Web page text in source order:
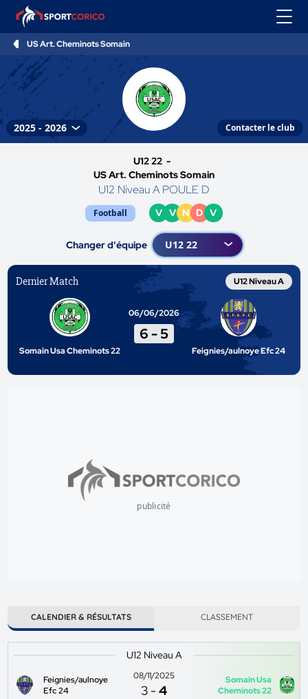
US Art. Cheminots Somain
Contacter le club
U12 22 -
US Art. Cheminots Somain
U12 Niveau A POULE D
Football V V N D V
Changer d'équipe
Dernier Match U12 Niveau A
Somain Usa Cheminots 22
06/06/2026
6-5
Feignies/aulnoye Efc 24
publicité
CALENDIER & RÉSULTATS CLASSEMENT
U12 Niveau A
Feignies/aulnoye
Efc 24
08/11/2025
3 -4
Somain Usa
Cheminots 22